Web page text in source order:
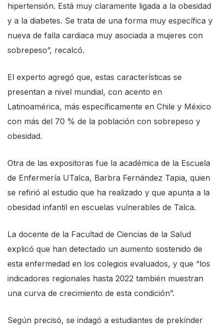
hipertensión. Está muy claramente ligada a la obesidad
y a la diabetes. Se trata de una forma muy específica y
nueva de falla cardiaca muy asociada a mujeres con
sobrepeso”, recalcó.
El experto agregó que, estas características se
presentan a nivel mundial, con acento en
Latinoamérica, más específicamente en Chile y México
con más del 70 % de la población con sobrepeso y
obesidad.
Otra de las expositoras fue la académica de la Escuela
de Enfermería UTalca, Barbra Fernández Tapia, quien
se refirió al estudio que ha realizado y que apunta a la
obesidad infantil en escuelas vulnerables de Talca.
La docente de la Facultad de Ciencias de la Salud
explicó que han detectado un aumento sostenido de
esta enfermedad en los colegios evaluados, y que “los
indicadores regionales hasta 2022 también muestran
una curva de crecimiento de esta condición”.
Según precisó, se indagó a estudiantes de prekínder